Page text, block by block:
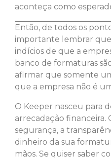
aconteça como
Então, de todos os
importante lembrar que
indícios de que a
banco de formaturas
afirmar que somente
que a empresa não é
O Keeper nasceu para
arrecadação financeira.
segurança, a
dinheiro da sua
mãos. Se quiser saber